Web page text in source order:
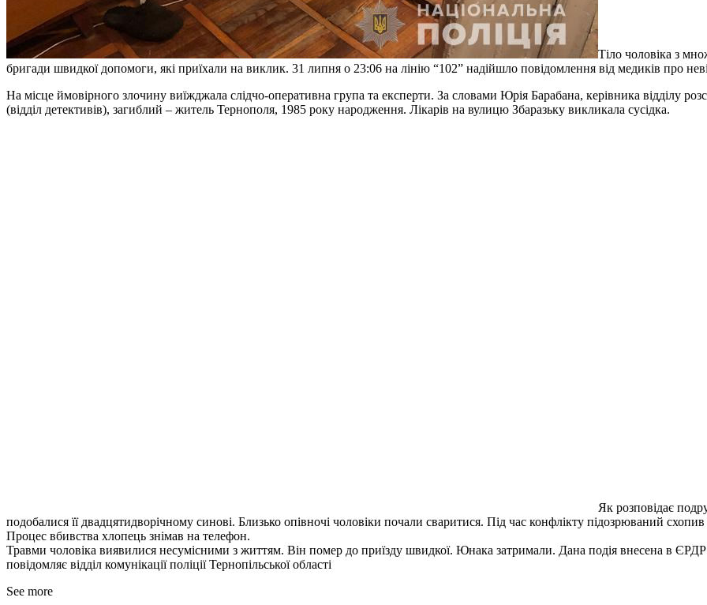
Тіло чоловіка з
бригади швидкої допомоги, які приїхали на виклик. 31 липня о 23:06 на лінію “102” надійшло повідомлення від медиків про
На місце ймовірного злочину виїжджала слідчо-оперативна група та експерти. За словами Юрія Барабана, керівника відділу
(відділ детективів), загиблий – житель Тернополя, 1985 року народження. Лікарів на вулицю Збаразьку викликала сусідка.
Як розповідає
подобалися її двадцятидворічному синові. Близько опівночі чоловіки почали сваритися. Під час конфлікту підозрюваний
Процес вбивства хлопець знімав на телефон.
Травми чоловіка виявилися несумісними з життям. Він помер до приїзду швидкої. Юнака затримали. Дана подія внесена в ЄРДР
повідомляє відділ комунікації поліції Тернопільської області
See more